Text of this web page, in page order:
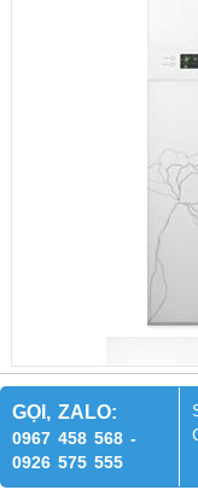
GỌI, ZALO:
0967 458 568 -
0926 575 555